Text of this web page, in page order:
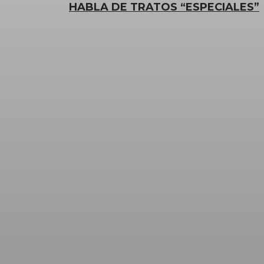
HABLA DE TRATOS “ESPECIALES”